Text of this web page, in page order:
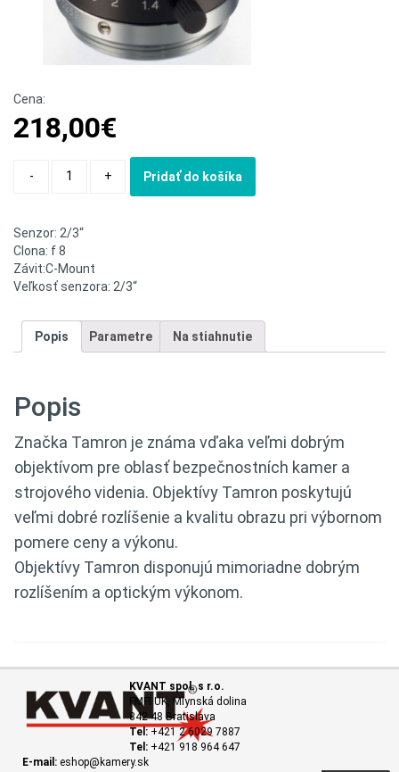
Cena:
218,00€
- + Pridať do košíka
Senzor: 2/3“
Clona: f 8
Závit:C-Mount
Veľkosť senzora: 2/3“
Popis Parametre Na stiahnutie
Popis
Značka Tamron je známa vďaka veľmi dobrým
objektívom pre oblasť bezpečnostních kamer a
strojového videnia. Objektívy Tamron poskytujú
veľmi dobré rozlíšenie a kvalitu obrazu pri výbornom
pomere ceny a výkonu.
Objektívy Tamron disponujú mimoriadne dobrým
rozlíšením a optickým výkonom.
KVANT spol. s r.o.
FMFI UK, Mlynská dolina
842 48 Bratislava
Tel:+421 2 6029 7887
Tel: +421 918 964 647
E-mail: eshop@kamery.sk